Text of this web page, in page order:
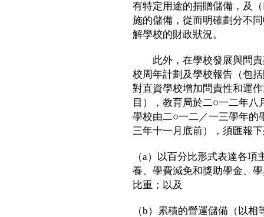
有特定用途的捐贈儲備，及
施的儲備，從而明確劃分不
解學校的財政狀況。
此外，在學校發展與問責
校周年計劃及學校報告（包
對直資學校增加問責性和運
目），教育局於二○一二年八
學校由二○一二／一三學年的
三年十一月底前），須匯報
（a）以百分比形式表達各
養、學費減免和獎助學金、
比重；以及
（b）累積的營運儲備（以